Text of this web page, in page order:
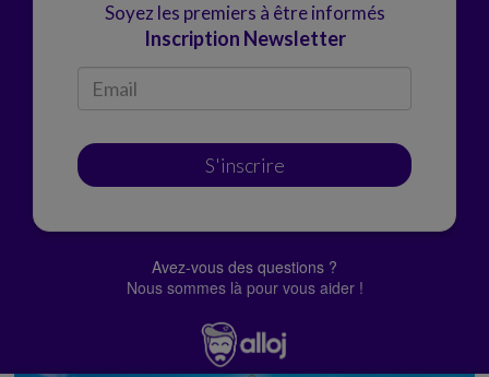
Soyez les premiers à être informés
Inscription Newsletter
S'inscrire
Avez-vous des questions ?
Nous sommes là pour vous aider !